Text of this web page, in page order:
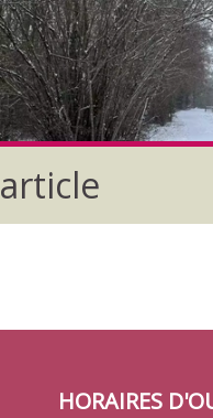
article
HORAIRES